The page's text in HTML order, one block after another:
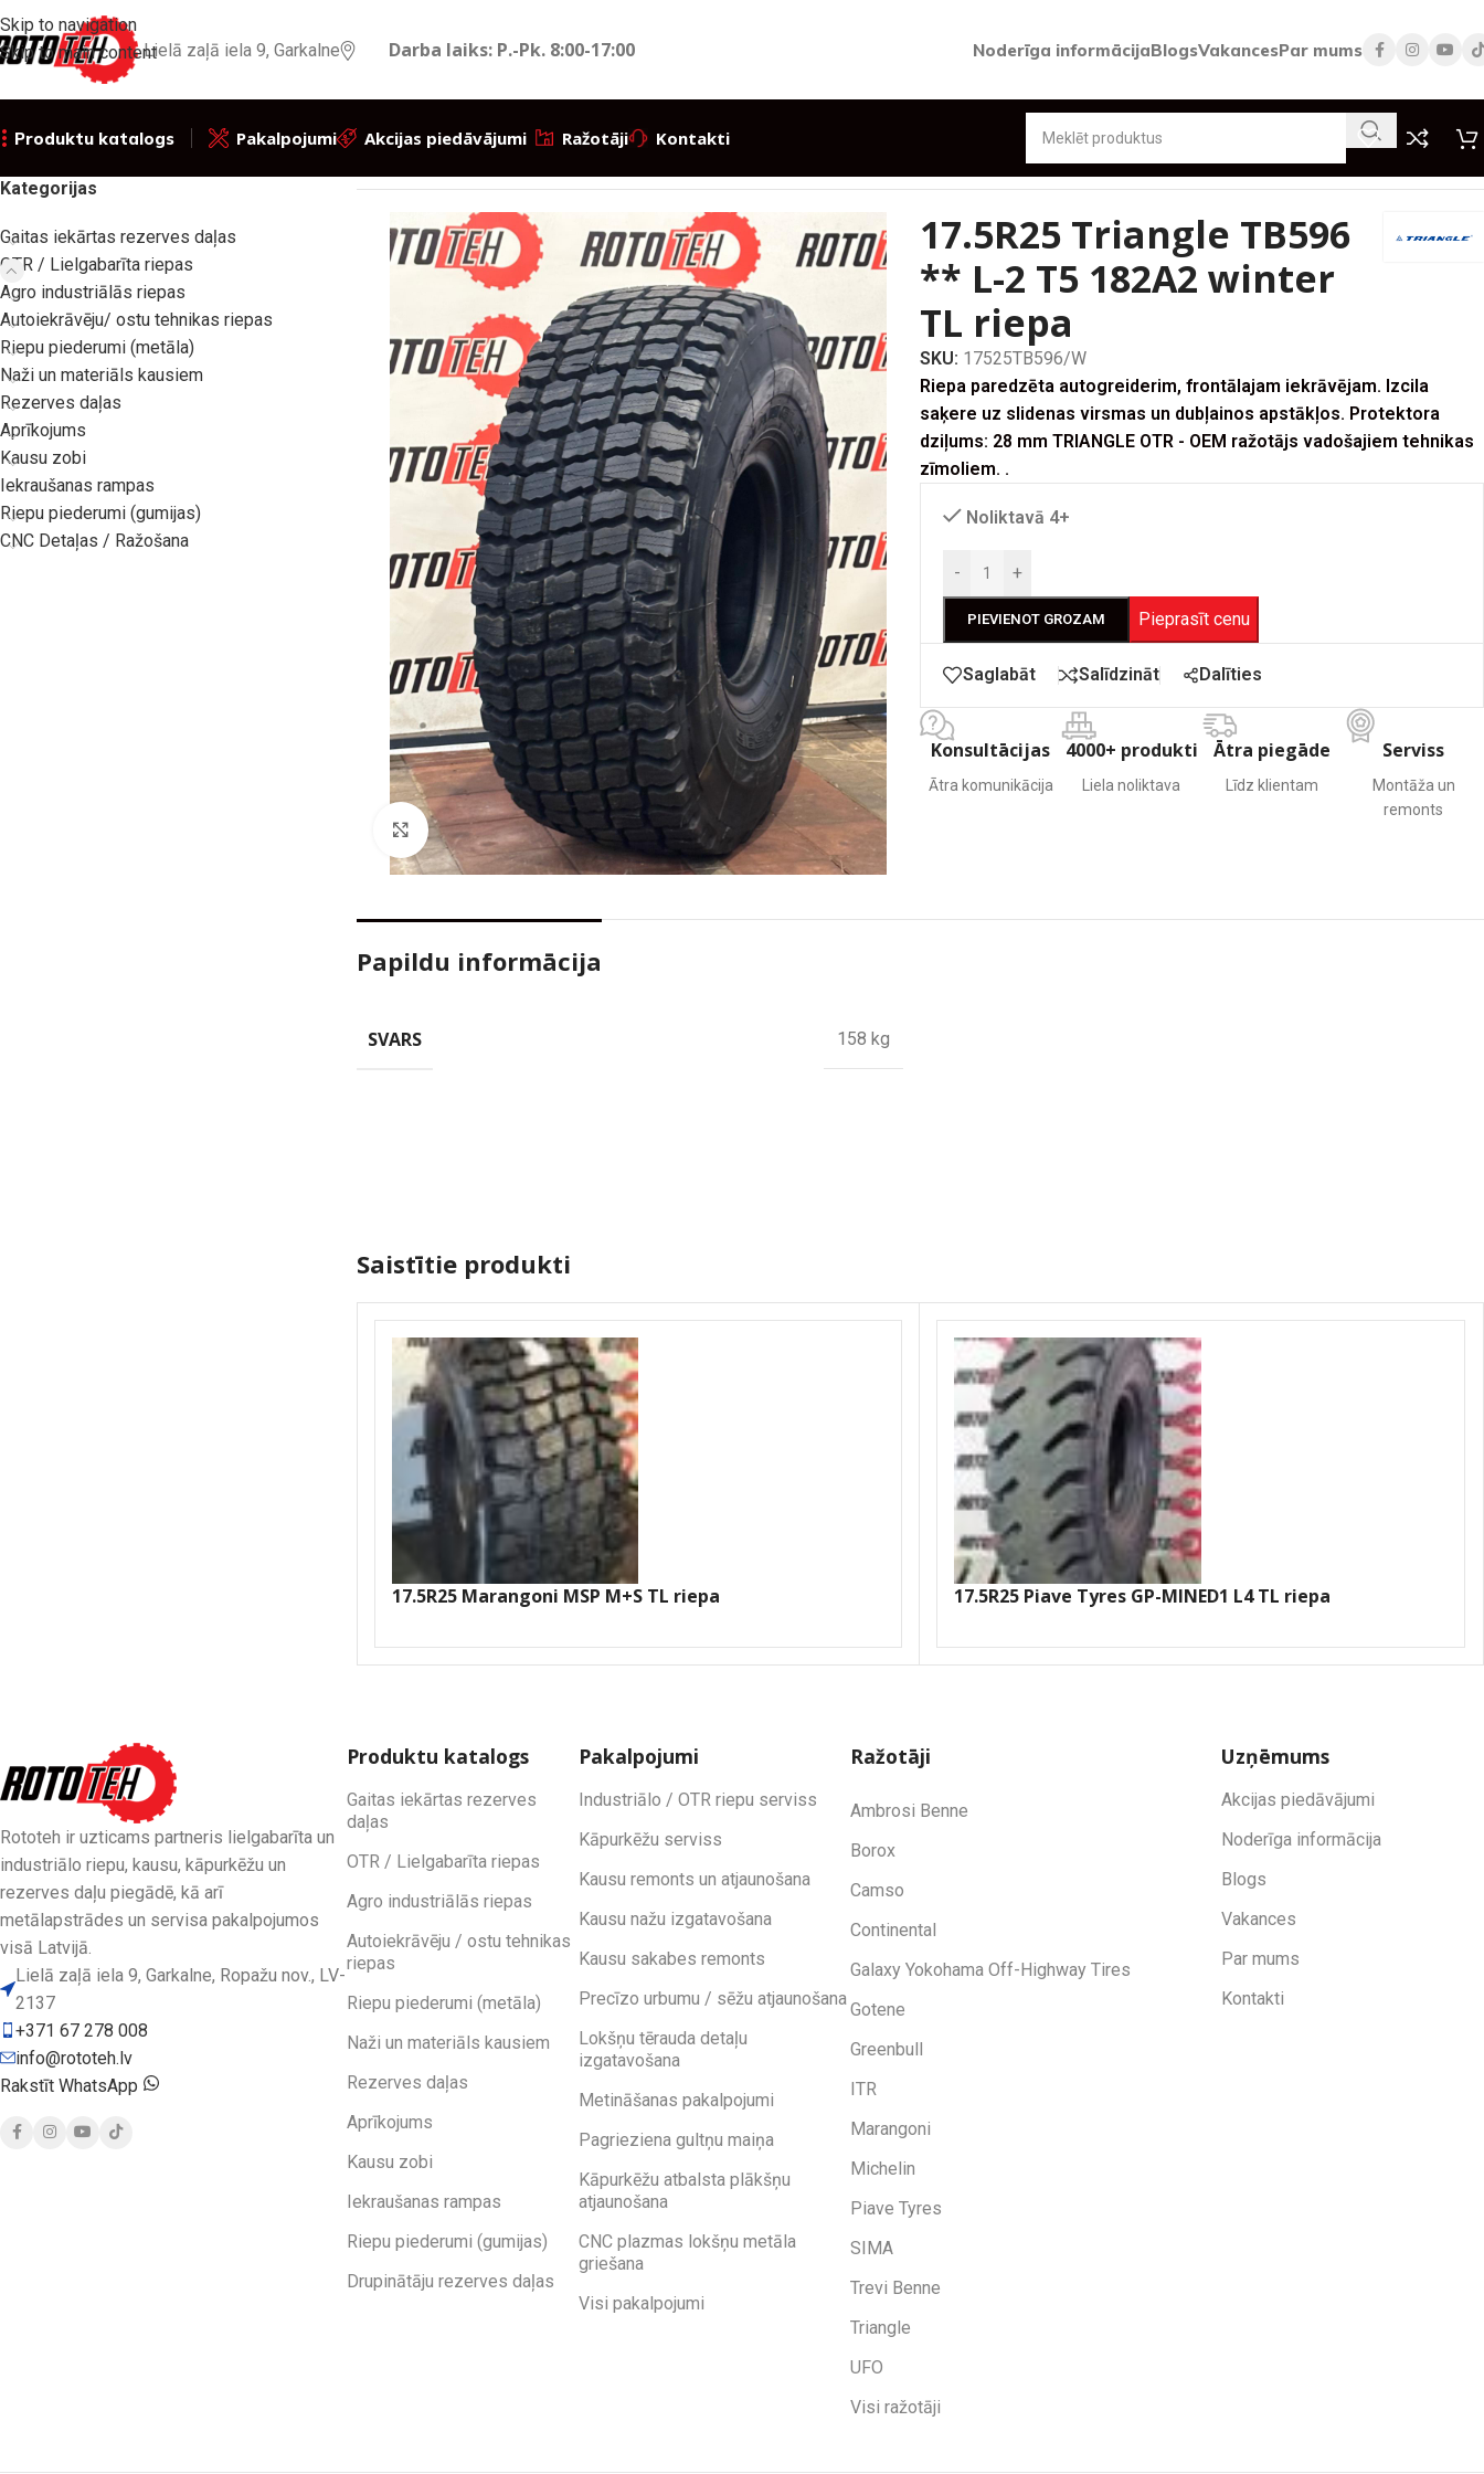
Skip to navigation
Skip to main contentLielā zaļā iela 9, Garkalne Darba laiks: P.-Pk. 8:00-17:00 Noderīga informācijaBlogsVakancesPar mums
Produktu katalogs Pakalpojumi Akcijas piedāvājumi Ražotāji Kontakti
Kategorijas
Gaitas iekārtas rezerves daļas
OTR / Lielgabarīta riepas
Agro industriālās riepas
Autoiekrāvēju/ ostu tehnikas riepas
Riepu piederumi (metāla)
Naži un materiāls kausiem
Rezerves daļas
Aprīkojums
Kausu zobi
Iekraušanas rampas
Riepu piederumi (gumijas)
CNC Detaļas / Ražošana
17.5R25 Triangle TB596 ** L-2 T5 182A2 winter TL riepa
Click to enlarge
17.5R25 Triangle TB596
** L-2 T5 182A2 winter
TL riepa
SKU: 17525TB596/W
Riepa paredzēta autogreiderim, frontālajam iekrāvējam. Izcila
saķere uz slidenas virsmas un dubļainos apstākļos. Protektora
dziļums: 28 mm TRIANGLE OTR - OEM ražotājs vadošajiem tehnikas
zīmoliem. .
Noliktavā 4+
- +
PIEVIENOT GROZAM Pieprasīt cenu
Saglabāt Salīdzināt Dalīties
Konsultācijas
Ātra komunikācija
4000+ produkti
Liela noliktava
Ātra piegāde
Līdz klientam
Serviss
Montāža un
remonts
Papildu informācija
SVARS 158 kg
Saistītie produkti
17.5R25 Marangoni MSP M+S TL riepa 17.5R25 Piave Tyres GP-MINED1 L4 TL riepa
Rototeh ir uzticams partneris lielgabarīta un
industriālo riepu, kausu, kāpurkēžu un
rezerves daļu piegādē, kā arī
metālapstrādes un servisa pakalpojumos
visā Latvijā.
Lielā zaļā iela 9, Garkalne, Ropažu nov., LV-
2137
+371 67 278 008
info@rototeh.lv
Rakstīt WhatsApp
Produktu katalogs
Gaitas iekārtas rezerves
daļas
OTR / Lielgabarīta riepas
Agro industriālās riepas
Autoiekrāvēju / ostu tehnikas
riepas
Riepu piederumi (metāla)
Naži un materiāls kausiem
Rezerves daļas
Aprīkojums
Kausu zobi
Iekraušanas rampas
Riepu piederumi (gumijas)
Drupinātāju rezerves daļas
Pakalpojumi
Industriālo / OTR riepu serviss
Kāpurkēžu serviss
Kausu remonts un atjaunošana
Kausu nažu izgatavošana
Kausu sakabes remonts
Precīzo urbumu / sēžu atjaunošana
Lokšņu tērauda detaļu
izgatavošana
Metināšanas pakalpojumi
Pagrieziena gultņu maiņa
Kāpurkēžu atbalsta plākšņu
atjaunošana
CNC plazmas lokšņu metāla
griešana
Visi pakalpojumi
Ražotāji
Ambrosi Benne
Borox
Camso
Continental
Galaxy Yokohama Off-Highway Tires
Gotene
Greenbull
ITR
Marangoni
Michelin
Piave Tyres
SIMA
Trevi Benne
Triangle
UFO
Visi ražotāji
Uzņēmums
Akcijas piedāvājumi
Noderīga informācija
Blogs
Vakances
Par mums
Kontakti